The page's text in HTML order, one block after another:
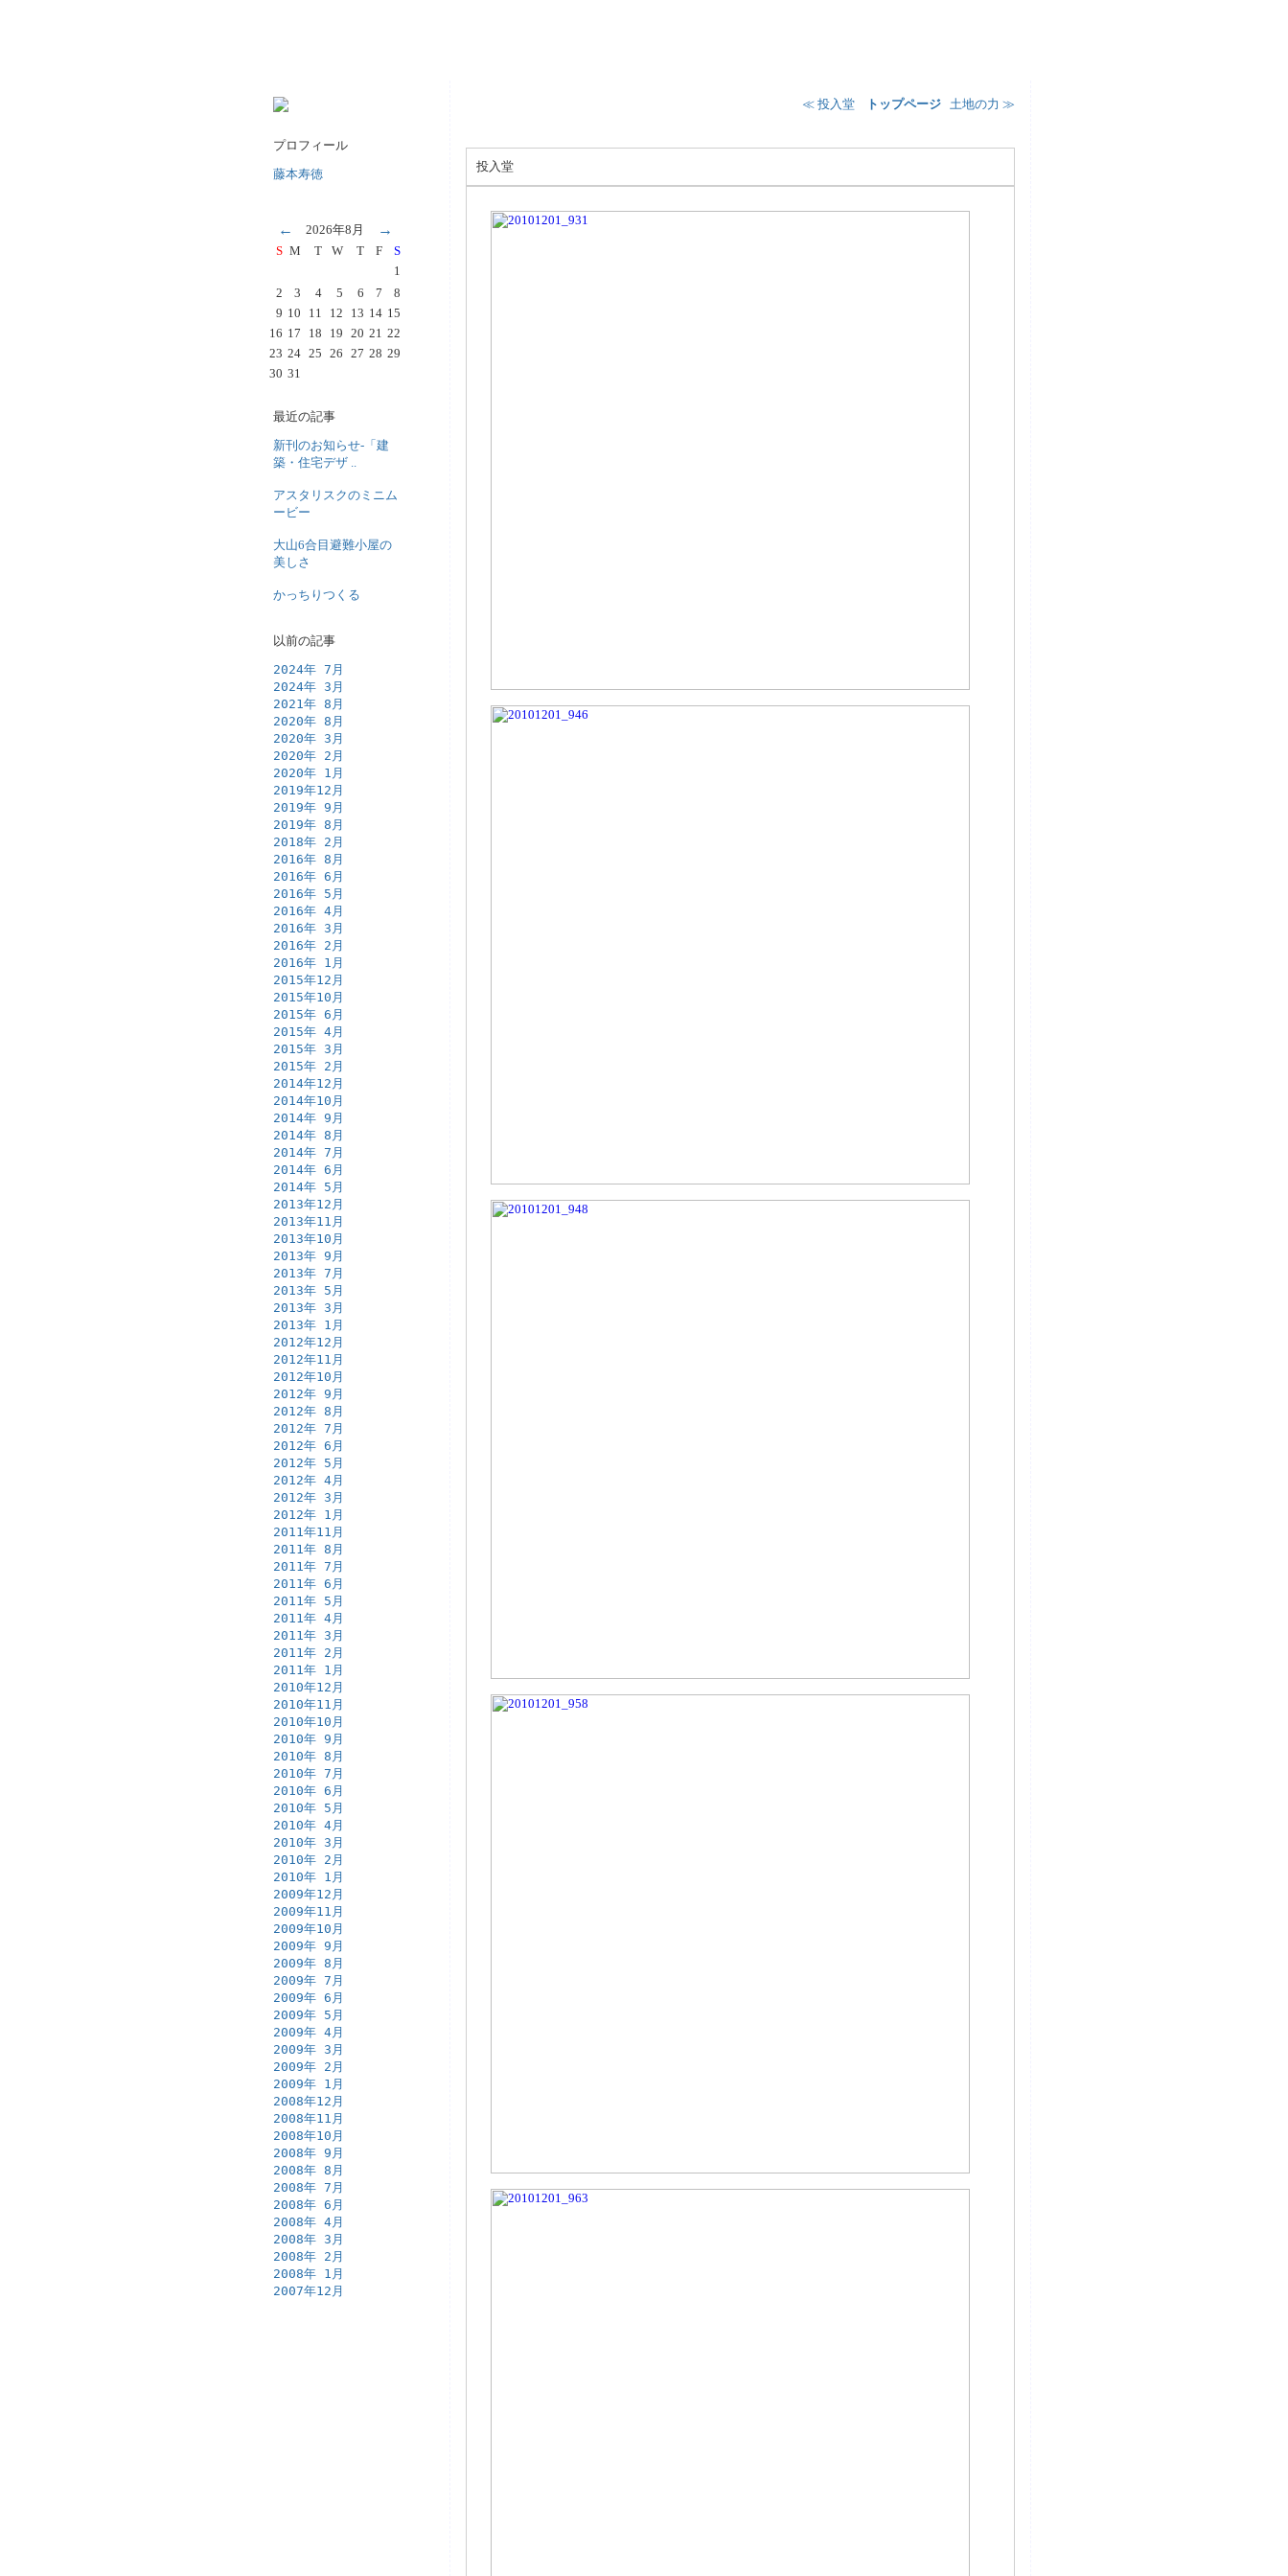
プロフィール
藤本寿徳
← 2026年8月 →
S M T W T F
S
1
2
3 4 5 6 7
8
9 10 11 12 13 14 15
16 17 18 19 20 21 22
23 24 25 26 27 28 29
30 31
最近の記事
新刊のお知らせ-「建
築・住宅デザ ..
アスタリスクのミニム
ービー
大山6合目避難小屋の
美しさ
かっちりつくる
以前の記事
2024年 7月
2024年 3月
2021年 8月
2020年 8月
2020年 3月
2020年 2月
2020年 1月
2019年12月
2019年 9月
2019年 8月
2018年 2月
2016年 8月
2016年 6月
2016年 5月
2016年 4月
2016年 3月
2016年 2月
2016年 1月
2015年12月
2015年10月
2015年 6月
2015年 4月
2015年 3月
2015年 2月
2014年12月
2014年10月
2014年 9月
2014年 8月
2014年 7月
2014年 6月
2014年 5月
2013年12月
2013年11月
2013年10月
2013年 9月
2013年 7月
2013年 5月
2013年 3月
2013年 1月
2012年12月
2012年11月
2012年10月
2012年 9月
2012年 8月
2012年 7月
2012年 6月
2012年 5月
2012年 4月
2012年 3月
2012年 1月
2011年11月
2011年 8月
2011年 7月
2011年 6月
2011年 5月
2011年 4月
2011年 3月
2011年 2月
2011年 1月
2010年12月
2010年11月
2010年10月
2010年 9月
2010年 8月
2010年 7月
2010年 6月
2010年 5月
2010年 4月
2010年 3月
2010年 2月
2010年 1月
2009年12月
2009年11月
2009年10月
2009年 9月
2009年 8月
2009年 7月
2009年 6月
2009年 5月
2009年 4月
2009年 3月
2009年 2月
2009年 1月
2008年12月
2008年11月
2008年10月
2008年 9月
2008年 8月
2008年 7月
2008年 6月
2008年 4月
2008年 3月
2008年 2月
2008年 1月
2007年12月
≪ 投入堂 トップページ 土地の力 ≫
投入堂